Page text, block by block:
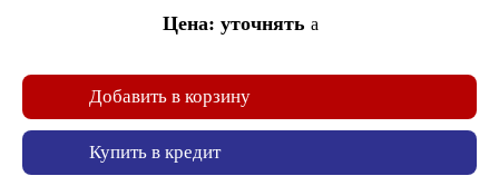
Цена: уточнять a
Добавить в корзину
Купить в кредит